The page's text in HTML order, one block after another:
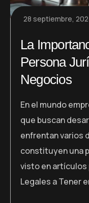
28 septiembre,
La
Persona
Negocios
En el mundo
que buscan
enfrentan varios
constituyen una
visto en artículos
Legales a Tener